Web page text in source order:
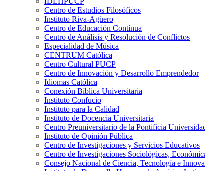
Centro de Estudios Filosóficos
Instituto Riva-Agüero
Centro de Educación Contínua
Centro de Análisis y Resolución de Conflictos
Especialidad de Música
CENTRUM Católica
Centro Cultural PUCP
Centro de Innovación y Desarrollo Emprendedor
Idiomas Católica
Conexión Bíblica Universitaria
Instituto Confucio
Instituto para la Calidad
Instituto de Docencia Universitaria
Centro Preuniversitario de la Pontificia
Instituto de Opinión Pública
Centro de Investigaciones y Servicios Educativos
Centro de Investigaciones Sociológicas,
Consejo Nacional de Ciencia, Tecnología e